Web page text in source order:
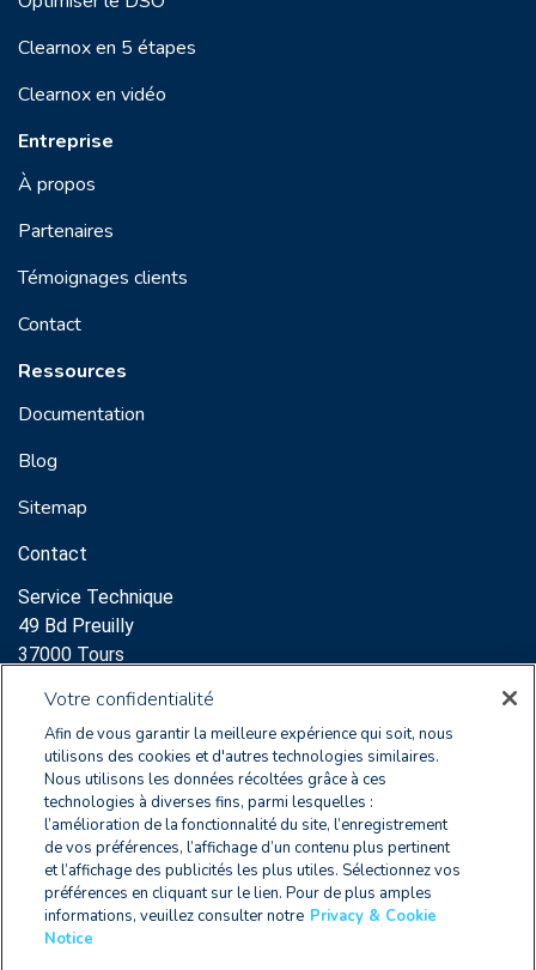
Clearnox en 5 étapes
Clearnox en vidéo
Entreprise
À propos
Partenaires
Témoignages clients
Contact
Ressources
Documentation
Blog
Sitemap
Contact
Service Technique
49 Bd Preuilly
37000 Tours
clearnoxsupport@wolterskluwer.com
+33 2 47 60 65 96
Service Commercial
64 Rue des Archives
75003 Paris
+33 2 47 60 65 96
FR 2579 9178 8010 0012
Votre confidentialité
Afin de vous garantir la meilleure expérience qui soit, nous
utilisons des cookies et d'autres technologies similaires.
Nous utilisons les données récoltées grâce à ces
technologies à diverses fins, parmi lesquelles :
l’amélioration de la fonctionnalité du site, l’enregistrement
de vos préférences, l’affichage d’un contenu plus pertinent
et l’affichage des publicités les plus utiles. Sélectionnez vos
préférences en cliquant sur le lien. Pour de plus amples
informations, veuillez consulter notre Privacy & Cookie
Notice